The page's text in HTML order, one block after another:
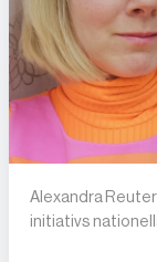
Alexandra
initiativs